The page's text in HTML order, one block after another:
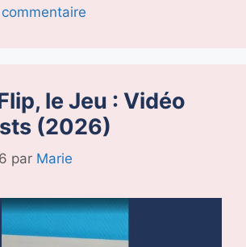
le Jeu : Vidéo
(2026)
par Marie